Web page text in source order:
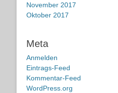
November 2017
Oktober 2017
Meta
Anmelden
Eintrags-Feed
Kommentar-Feed
WordPress.org